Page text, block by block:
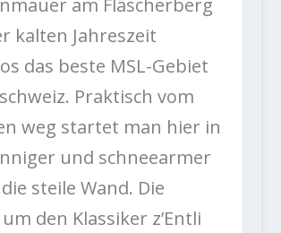
am Fläscherberg
kalten Jahreszeit
das beste MSL-Gebiet
Praktisch vom
weg startet man hier in
und schneearmer
steile Wand. Die
den Klassiker z’Entli